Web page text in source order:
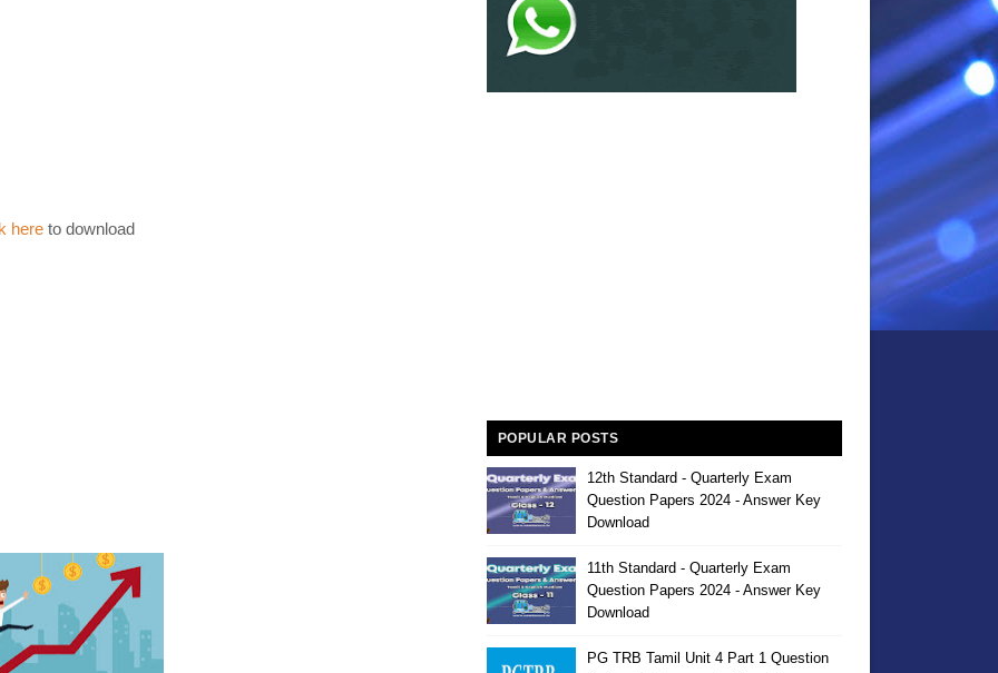
hereto download
POPULAR POSTS
12th Standard - Quarterly Exam
Question Papers 2024 - Answer Key
Download
11th Standard - Quarterly Exam
Question Papers 2024 - Answer Key
Download
PG TRB Tamil Unit 4 Part 1 Question